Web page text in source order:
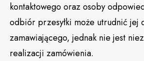
kontaktowego oraz osoby
odbiór przesyłki może utrudnić jej
zamawiającego, jednak nie jest
realizacji zamówienia.